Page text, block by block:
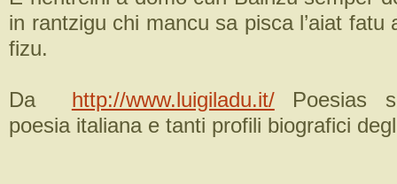
in rantzigu chi mancu sa pisca l’aiat fatu
fizu.
Da http://www.luigiladu.it/Poesias
poesia italiana e tanti profili biografici